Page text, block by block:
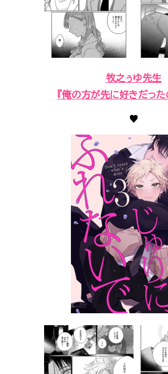
牧之ぅゆ先生
『俺の方が先に好きだった